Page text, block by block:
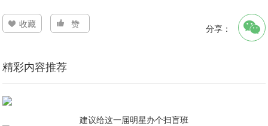
收藏 赞 分享：
精彩内容推荐
建议给这一届明星办个扫盲班